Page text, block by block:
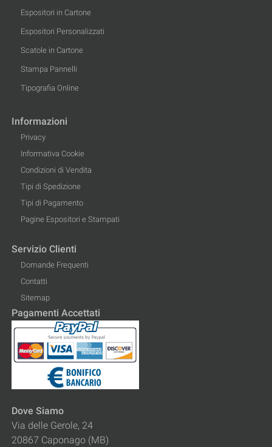
Espositori in Cartone
Espositori Personalizzati
Scatole in Cartone
Stampa Pannelli
Tipografia Online
Informazioni
Privacy
Informativa Cookie
Condizioni di Vendita
Tipi di Spedizione
Tipi di Pagamento
Pagine Espositori e Stampati
Servizio Clienti
Domande Frequenti
Contatti
Sitemap
Pagamenti Accettati
Dove Siamo
Via delle Gerole, 24
20867 Caponago (MB)